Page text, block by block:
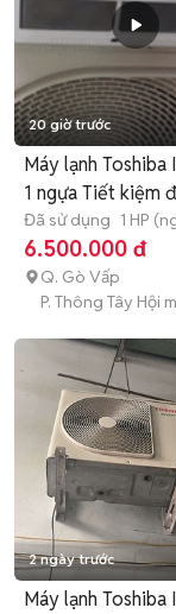
20 giờ trước
Máy lạnh
1 ngựa Tiết kiệm
Đã sử dụng 1 HP
6.500.000 đ
Q. Gò Vấp
P. Thông Tây Hội
2 ngày trước
Máy lạnh